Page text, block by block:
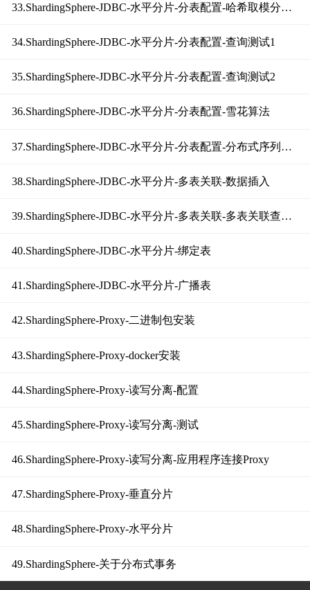
33.ShardingSphere-JDBC-水平分片-分表配置-哈希取模分片算法
34.ShardingSphere-JDBC-水平分片-分表配置-查询测试1
35.ShardingSphere-JDBC-水平分片-分表配置-查询测试2
36.ShardingSphere-JDBC-水平分片-分表配置-雪花算法
37.ShardingSphere-JDBC-水平分片-分表配置-分布式序列配置
38.ShardingSphere-JDBC-水平分片-多表关联-数据插入
39.ShardingSphere-JDBC-水平分片-多表关联-多表关联查询的问题
40.ShardingSphere-JDBC-水平分片-绑定表
41.ShardingSphere-JDBC-水平分片-广播表
42.ShardingSphere-Proxy-二进制包安装
43.ShardingSphere-Proxy-docker安装
44.ShardingSphere-Proxy-读写分离-配置
45.ShardingSphere-Proxy-读写分离-测试
46.ShardingSphere-Proxy-读写分离-应用程序连接Proxy
47.ShardingSphere-Proxy-垂直分片
48.ShardingSphere-Proxy-水平分片
49.ShardingSphere-关于分布式事务